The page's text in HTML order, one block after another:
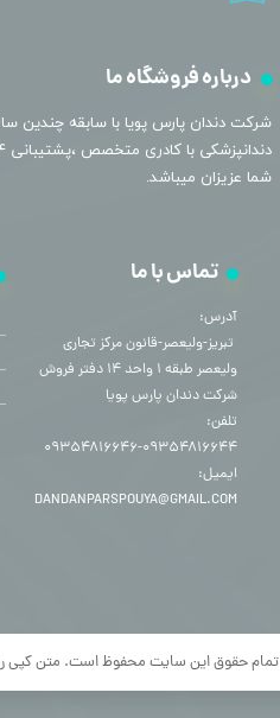
تمام حقوق این سایت محفوظ است. متن کپی
درباره فروشگاه ما
​شرکت دندان پارس پویا با سابقه چندین
شما عزیزان میباشد.
تماس با ما
آدرس:
​​​​​​​ تبریز-ولیعصر-قانون مرکز تجاری
ولیعصر طبقه ۱ واحد ۱۴ دفتر فروش
شرکت دندان پارس پویا
تلفن:
۰۹۳۵۴۸۱۶۶۴۴-۰۹۳۵۴۸۱۶۶۴۶
ایمیل:
DANDANPARSPOUYA@GMAIL.COM